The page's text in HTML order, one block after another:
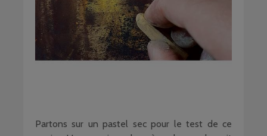
Partons sur un pastel sec pour le test de ce